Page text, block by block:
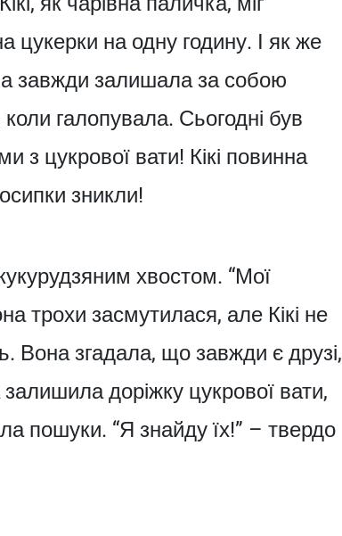
цукерки на одну годину. І як же
завжди залишала за собою
галопувала. Сьогодні був
з цукрової вати! Кікі повинна
зникли!
хвостом. “Мої
трохи засмутилася, але Кікі не
Вона згадала, що завжди є друзі,
доріжку цукрової вати,
пошуки. “Я знайду їх!” – твердо